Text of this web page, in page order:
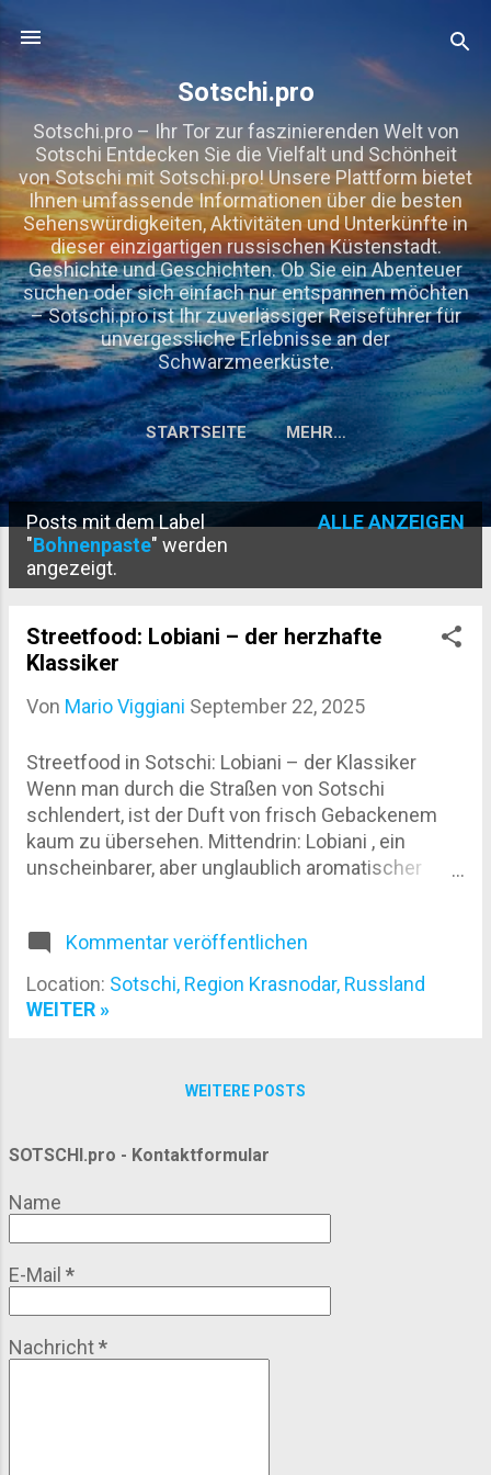
Sotschi.pro
Sotschi.pro – Ihr Tor zur faszinierenden Welt von
Sotschi Entdecken Sie die Vielfalt und Schönheit
von Sotschi mit Sotschi.pro! Unsere Plattform bietet
Ihnen umfassende Informationen über die besten
Sehenswürdigkeiten, Aktivitäten und Unterkünfte in
dieser einzigartigen russischen Küstenstadt.
Geshichte und Geschichten. Ob Sie ein Abenteuer
suchen oder sich einfach nur entspannen möchten
– Sotschi.pro ist Ihr zuverlässiger Reiseführer für
unvergessliche Erlebnisse an der
Schwarzmeerküste.
STARTSEITE MEHR…
P
o
Posts mit dem Label
"Bohnenpaste" werden
angezeigt.
ALLE ANZEIGEN
Streetfood: Lobiani – der herzhafte
Klassiker
Von Mario Viggiani September 22, 2025
Streetfood in Sotschi: Lobiani – der Klassiker
Wenn man durch die Straßen von Sotschi
schlendert, ist der Duft von frisch Gebackenem
kaum zu übersehen. Mittendrin: Lobiani , ein
unscheinbarer, aber unglaublich aromatischer
und Geschichte Lobiani stammt ursprünglich aus
Georgien , genauer gesagt aus der Region
Mingrelien. Wer jetzt an komplizierte Historien
als Streetfood-Klassiker etabliert, nicht zuletzt,
kaukasischer Einflüsse ist. Zutaten Die Basis für
Geschmack: Teig: Meist Hefeteig oder ein etwas
dichterer Brotteig Füllung: Kidneybohnen oder
weiße Bohnen, meist püriert Gewü...
Kommentar veröffentlichen
Location: Sotschi, Region Krasnodar, Russland
WEITER »
WEITERE POSTS
SOTSCHI.pro - Kontaktformular
Name
E-Mail *
Nachricht*